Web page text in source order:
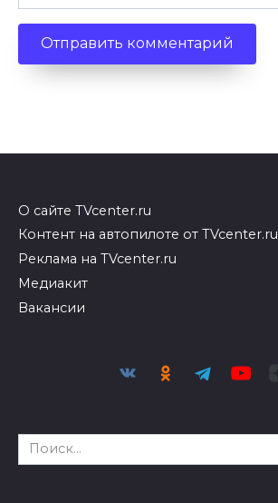
О сайте TVcenter.ru
Контент на автопилоте от TVcenter.ru
Реклама на TVcenter.ru
Медиакит
Вакансии
Search
for: